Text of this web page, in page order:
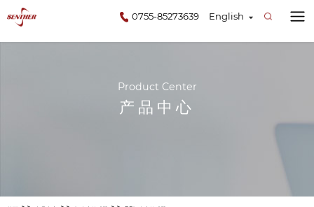
English
0755-85273639
Product Center
产品中心